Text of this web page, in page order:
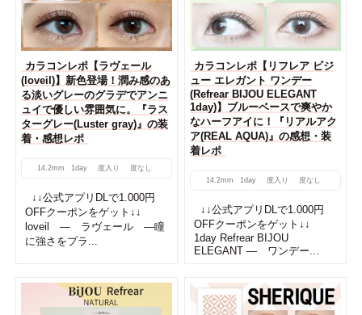
カラコンレポ【ラヴェール
(loveil)】新色登場！潤み感のあ
る淡いグレーのグラデでアンニ
ュイで優しい雰囲気に。『ラス
ターグレー(Luster gray)』の装
着・感想レポ
14.2mm 1day 度入り 度なし
↓↓公式アプリDLで1.000円
OFFクーポンをゲット↓↓
loveil ― ラヴェール ―瞳
に強さをプラ...
カラコンレポ【リフレア ビジ
ュー エレガント ワンデー
(Refrear BIJOU ELEGANT
1day)】ブルーベースで爽やか
なハーフアイに！『リアルアク
ア(REAL AQUA)』の感想・装
着レポ
14.2mm 1day 度入り 度なし
↓↓公式アプリDLで1.000円
OFFクーポンをゲット↓↓
1day Refrear BIJOU
ELEGANT ― ワンデー...